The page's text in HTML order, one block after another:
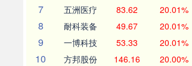
7 五洲医疗 83.62 20.01%
8 耐科装备 49.67 20.01%
9 一博科技 53.33 20.01%
10 方邦股份 146.16 20.00%